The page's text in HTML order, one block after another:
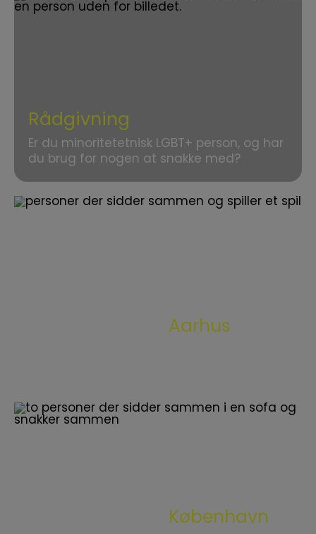
Rådgivning
Er du minoritetetnisk LGBT+ person, og har
du brug for nogen at snakke med?
Aarhus
København